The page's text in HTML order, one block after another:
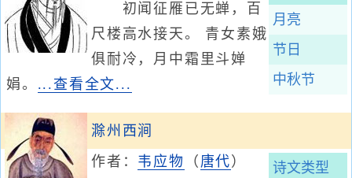
月亮
节日
中秋节
初闻征雁已无蝉，百
尺楼高水接天。 青女素娥
俱耐冷，月中霜里斗婵
娟。 ...查看全文...
滁州西涧
诗文类型
作者： 韦应物 （ 唐代 ）